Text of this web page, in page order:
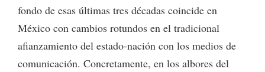
fondo de esas últimas tres décadas coincide en
México con cambios rotundos en el tradicional
afianzamiento del estado-nación con los medios de
comunicación. Concretamente, en los albores del